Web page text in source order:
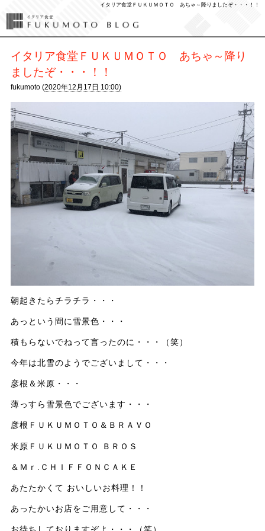
イタリア食堂ＦＵＫＵＭＯＴＯ あちゃ～降りましたぞ・・・！！
イタリア食堂ＦＵＫＵＭＯＴＯ あちゃ～降り
ましたぞ・・・！！
fukumoto (2020年12月17日 10:00)
朝起きたらチラチラ・・・
あっという間に雪景色・・・
積もらないでねって言ったのに・・・（笑）
今年は北雪のようでございまして・・・
彦根＆米原・・・
薄っすら雪景色でございます・・・
彦根ＦＵＫＵＭＯＴＯ＆ＢＲＡＶＯ
米原ＦＵＫＵＭＯＴＯ ＢＲＯＳ
＆Ｍｒ.ＣＨＩＦＦＯＮＣＡＫＥ
あたたかくて おいしいお料理！！
あったかいお店をご用意して・・・